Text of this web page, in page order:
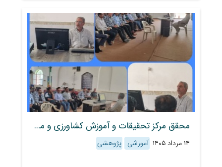
محقق مرکز تحقیقات و آموزش کشاورزی و منابع طبیعی استان فارس، اصول تغذیه علمی مزارع لوبیا را برای کشاورزان درودزن تشریح کرد
۱۴ مرداد ۱۴۰۵ آموزشی پژوهشی